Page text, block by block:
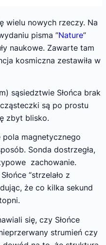
wielu nowych rzeczy. Na
pisma ”Nature”
naukowe. Zawarte tam
kosmiczna zestawiła w
sąsiedztwie Słońca brak
są po prostu
zbyt blisko.
pola magnetycznego
Sonda dostrzegła,
zachowanie.
“strzelało z
że co kilka sekund
się, czy Słońce
strumień czy